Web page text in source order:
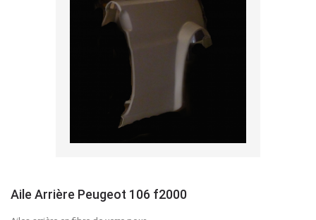
Aile Arrière Peugeot 106 f2000